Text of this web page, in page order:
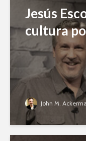
Jesús
cultura
John M.